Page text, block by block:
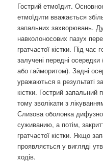
Гострий етмоїдит.
етмоїдити вважається
запальних захворювань.
навколоносових пазух
гратчастої кістки. Під
залучені передні
або гайморитом). Задні
уражаються в результаті
кістки. Гострий запальний
тому зволікати з
Слизова оболонка
суживанию, а потім,
гратчастої кістки. Якщо
проявляється у вигляді
ходів.